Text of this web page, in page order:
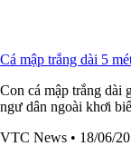
Cá mập trắng dài 5
Con cá mập trắng dài
ngư dân ngoài khơi
VTC News • 18/06/